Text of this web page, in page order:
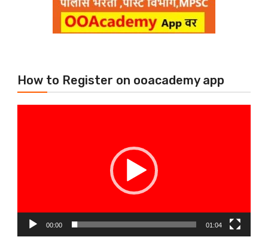
How to Register on ooacademy app
00:00 01:04